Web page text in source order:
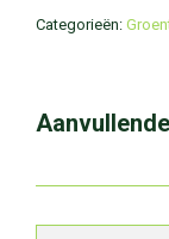
Categorieën: